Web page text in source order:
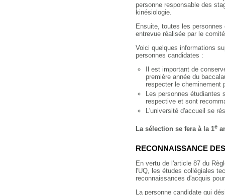
personne responsable des
kinésiologie.
Ensuite, toutes les
entrevue réalisée par le
Voici quelques informations
personnes candidates :
Il est important de
première année du
respecter le cheminement
Les personnes étudiantes
respective et sont
L'université d'accueil se
La sélection se fera à la 1e
RECONNAISSANCE
En vertu de l'article 87 du
l'UQ, les études collégiales
reconnaissances d'acquis
La personne candidate qui